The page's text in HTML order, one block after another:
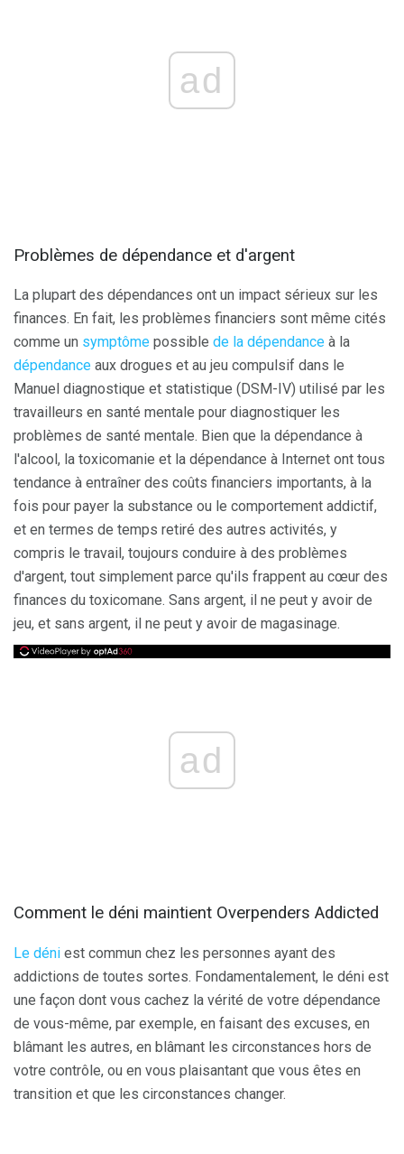
ad
Problèmes de dépendance et d'argent
La plupart des dépendances ont un impact sérieux sur les
finances. En fait, les problèmes financiers sont même cités
comme un symptôme possible de la dépendance à la
dépendance aux drogues et au jeu compulsif dans le
Manuel diagnostique et statistique (DSM-IV) utilisé par les
travailleurs en santé mentale pour diagnostiquer les
problèmes de santé mentale. Bien que la dépendance à
l'alcool, la toxicomanie et la dépendance à Internet ont tous
tendance à entraîner des coûts financiers importants, à la
fois pour payer la substance ou le comportement addictif,
et en termes de temps retiré des autres activités, y
compris le travail, toujours conduire à des problèmes
d'argent, tout simplement parce qu'ils frappent au cœur des
finances du toxicomane. Sans argent, il ne peut y avoir de
jeu, et sans argent, il ne peut y avoir de magasinage.
ad
Comment le déni maintient Overpenders Addicted
Le déni est commun chez les personnes ayant des
addictions de toutes sortes. Fondamentalement, le déni est
une façon dont vous cachez la vérité de votre dépendance
de vous-même, par exemple, en faisant des excuses, en
blâmant les autres, en blâmant les circonstances hors de
votre contrôle, ou en vous plaisantant que vous êtes en
transition et que les circonstances changer.